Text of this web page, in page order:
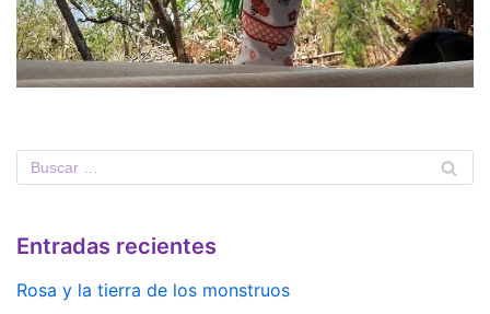
Entradas recientes
Rosa y la tierra de los monstruos